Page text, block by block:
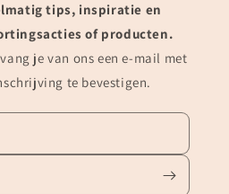
tips, inspiratie en
of producten.
je van ons een e-mail met
te bevestigen.